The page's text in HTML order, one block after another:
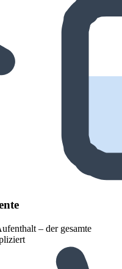
– der gesamte